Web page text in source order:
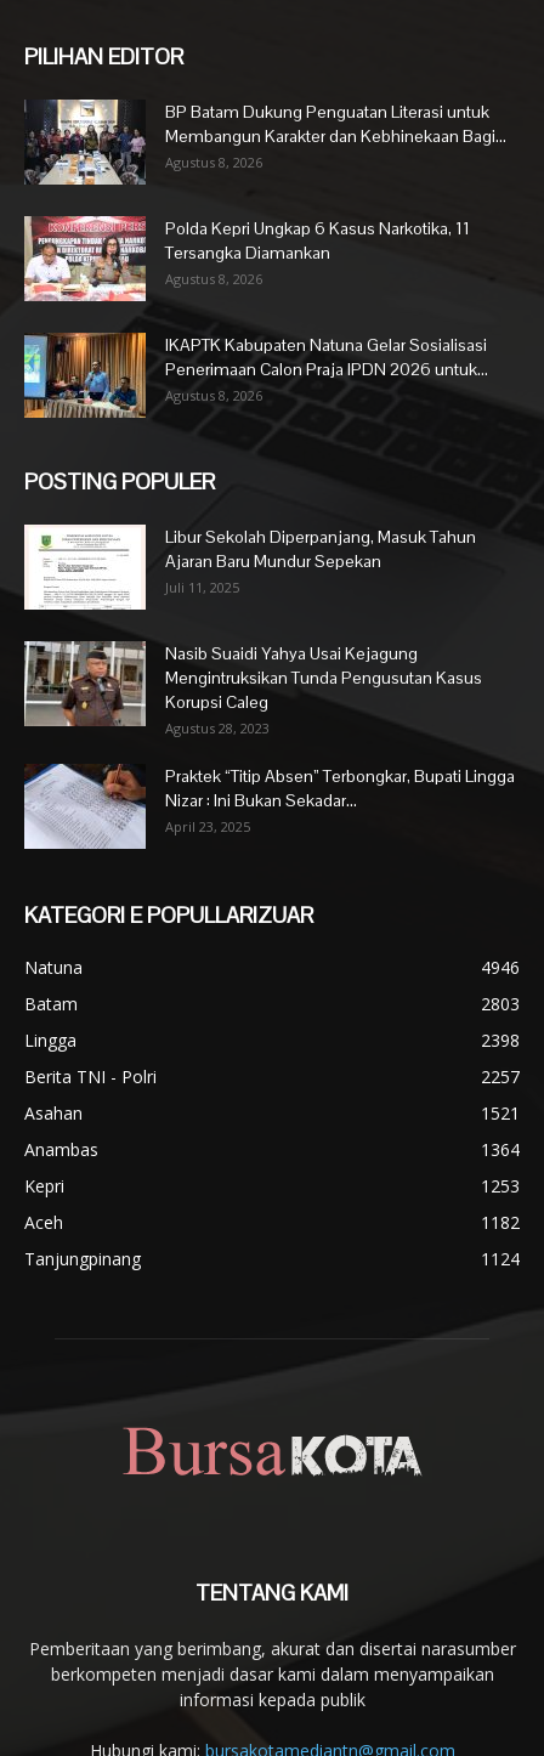
PILIHAN EDITOR
BP Batam Dukung Penguatan Literasi untuk
Membangun Karakter dan Kebhinekaan Bagi...
Agustus 8, 2026
Polda Kepri Ungkap 6 Kasus Narkotika, 11
Tersangka Diamankan
Agustus 8, 2026
IKAPTK Kabupaten Natuna Gelar Sosialisasi
Penerimaan Calon Praja IPDN 2026 untuk...
Agustus 8, 2026
POSTING POPULER
Libur Sekolah Diperpanjang, Masuk Tahun
Ajaran Baru Mundur Sepekan
Juli 11, 2025
Nasib Suaidi Yahya Usai Kejagung
Mengintruksikan Tunda Pengusutan Kasus
Korupsi Caleg
Agustus 28, 2023
Praktek “Titip Absen” Terbongkar, Bupati Lingga
Nizar : Ini Bukan Sekadar...
April 23, 2025
KATEGORI E POPULLARIZUAR
Natuna
4946
Batam
2803
Lingga
2398
Berita TNI - Polri
2257
Asahan
1521
Anambas
1364
Kepri
1253
Aceh
1182
Tanjungpinang
1124
TENTANG KAMI
Pemberitaan yang berimbang, akurat dan disertai narasumber
berkompeten menjadi dasar kami dalam menyampaikan
informasi kepada publik
Hubungi kami: bursakotamediantn@gmail.com